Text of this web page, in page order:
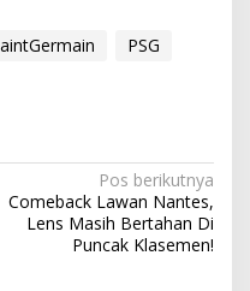
PSG
Pos berikutnya
Comeback Lawan Nantes,
Lens Masih Bertahan Di
Puncak Klasemen!